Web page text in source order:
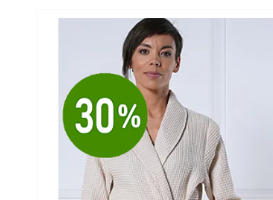
Nachtmode
Ondergoed